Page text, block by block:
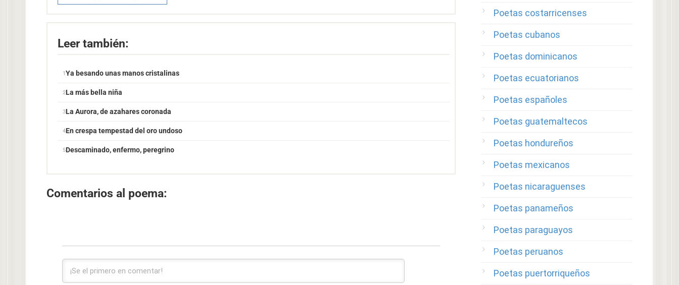
Leer también:
Ya besando unas manos cristalinas
La más bella niña
La Aurora, de azahares coronada
En crespa tempestad del oro undoso
Descaminado, enfermo, peregrino
Comentarios al poema:
Poetas costarricenses
Poetas cubanos
Poetas dominicanos
Poetas ecuatorianos
Poetas españoles
Poetas guatemaltecos
Poetas hondureños
Poetas mexicanos
Poetas nicaraguenses
Poetas panameños
Poetas paraguayos
Poetas peruanos
Poetas puertorriqueños